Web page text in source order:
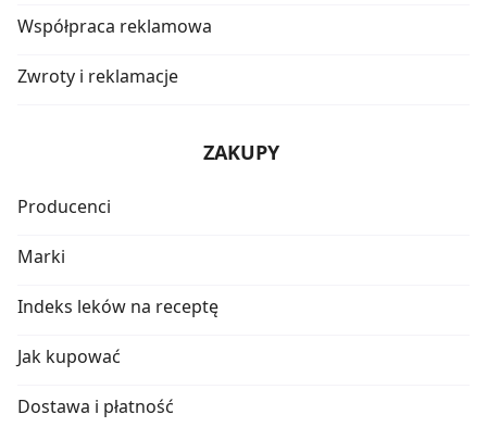
Współpraca reklamowa
Zwroty i reklamacje
ZAKUPY
Producenci
Marki
Indeks leków na receptę
Jak kupować
Dostawa i płatność